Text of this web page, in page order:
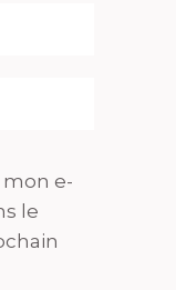
e-
le